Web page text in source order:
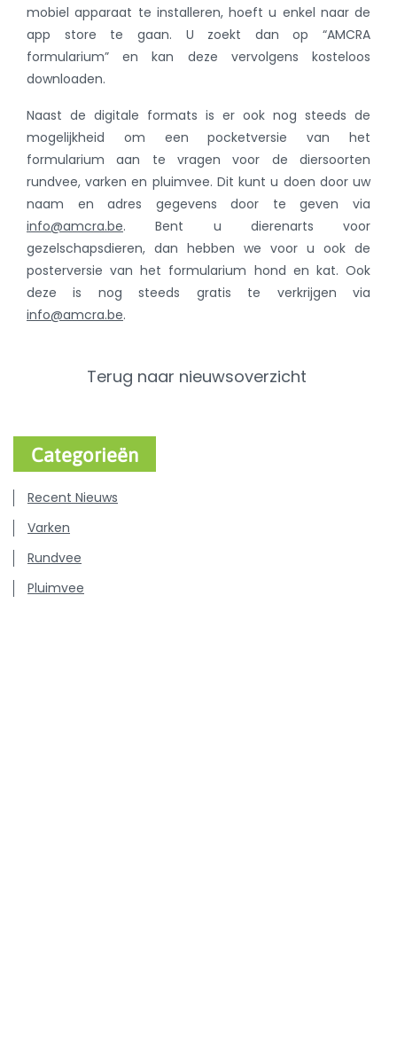
mobiel apparaat te installeren, hoeft u enkel naar de
app store te gaan. U zoekt dan op “AMCRA
formularium” en kan deze vervolgens kosteloos
downloaden.
Naast de digitale formats is er ook nog steeds de
mogelijkheid om een pocketversie van het
formularium aan te vragen voor de diersoorten
rundvee, varken en pluimvee. Dit kunt u doen door uw
naam en adres gegevens door te geven via
info@amcra.be. Bent u dierenarts voor
gezelschapsdieren, dan hebben we voor u ook de
posterversie van het formularium hond en kat. Ook
deze is nog steeds gratis te verkrijgen via
info@amcra.be.
Terug naar nieuwsoverzicht
Categorieën
Recent Nieuws
Varken
Rundvee
Pluimvee